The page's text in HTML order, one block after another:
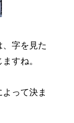
、字を見た
すね。
って決ま